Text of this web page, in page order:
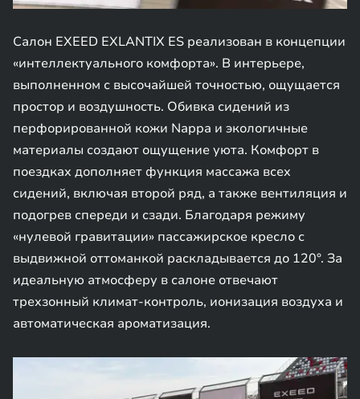
Салон EXEED EXLANTIX ES реализован в концепции
«интеллектуального комфорта». В интерьере,
выполненном с высочайшей точностью, ощущается
простор и воздушность. Обивка сидений из
перфорированной кожи Nappa и экологичные
материалы создают ощущение уюта. Комфорт в
поездках дополняет функция массажа всех
сидений, включая второй ряд, а также вентиляция и
подогрев спереди и сзади. Благодаря режиму
«нулевой гравитации» пассажирское кресло с
выдвижной оттоманкой раскладывается до 120°. За
идеальную атмосферу в салоне отвечают
трехзонный климат-контроль, ионизация воздуха и
автоматическая ароматизация.